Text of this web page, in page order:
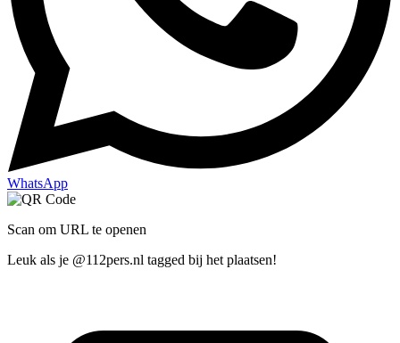
WhatsApp
Scan om URL te openen
Leuk als je @112pers.nl tagged bij het plaatsen!